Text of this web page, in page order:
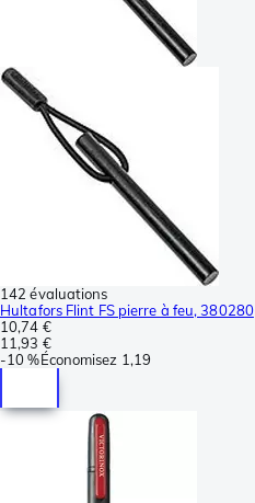
142 évaluations
Hultafors Flint FS pierre à feu, 380280
10,74 €
11,93 €
-10 %Économisez 1,19